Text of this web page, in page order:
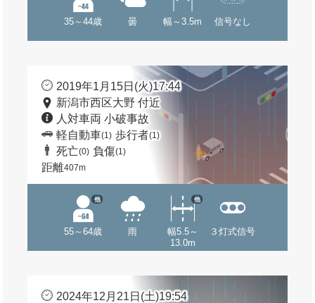
35～44歳 曇 幅～3.5m 信号なし
2019年1月15日(火)17:44
新潟市西区大野 付近
人対車両 小破事故
軽自動車(1) 歩行者(1)
死亡(0) 負傷(1)
距離407m
55～64歳
他
雨
幅5.5～
13.0m
他
３灯式信号
2024年12月21日(土)19:54